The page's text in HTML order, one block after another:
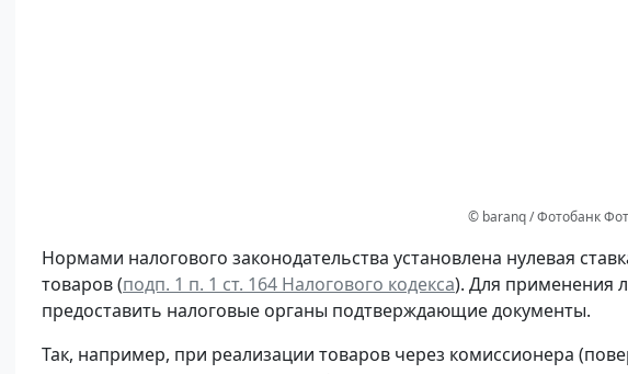
© baranq / Фотобанк
Нормами налогового законодательства установлена нулевая
товаров (подп. 1 п. 1 ст. 164 Налогового кодекса). Для применения
предоставить налоговые органы подтверждающие документы.
Так, например, при реализации товаров через комиссионера